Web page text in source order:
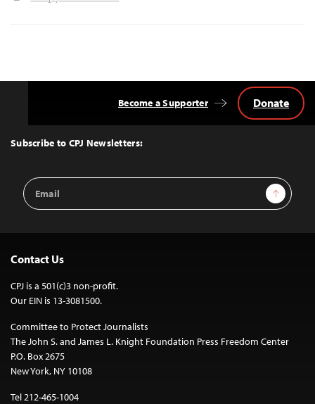
Top
Subscribe to CPJ Newsletters:
Email
Address
Sign Up
Become a Supporter Donate
Contact Us
CPJ is a 501(c)3 non-profit.
Our EIN is 13-3081500.
Committee to Protect Journalists
The John S. and James L. Knight Foundation Press Freedom Center
P.O. Box 2675
New York, NY 10108
Tel 212-465-1004